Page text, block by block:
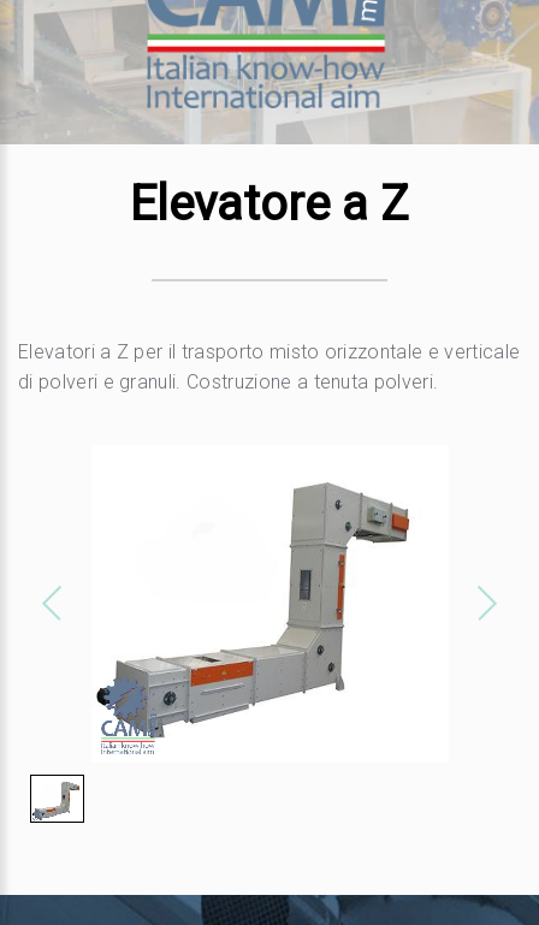
Elevatore a Z
Elevatori a Z per il trasporto misto orizzontale e verticale
di polveri e granuli. Costruzione a tenuta polveri.